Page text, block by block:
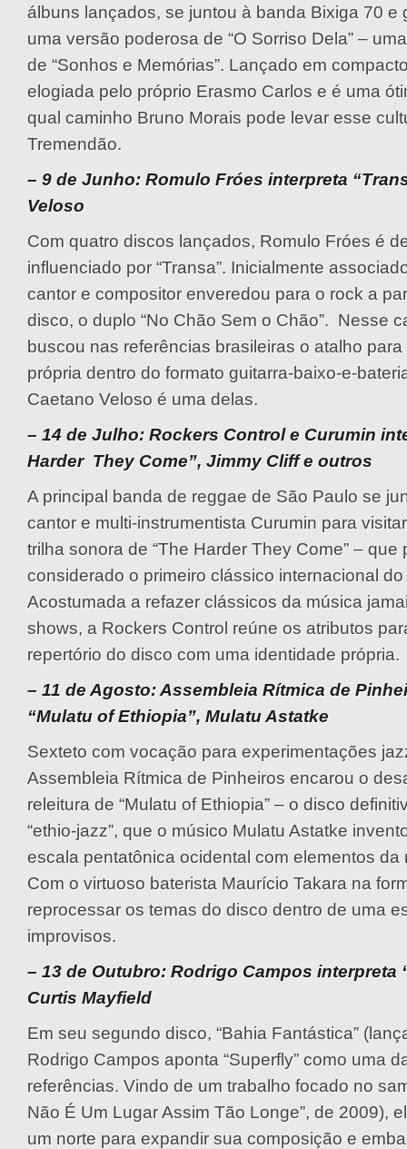
álbuns lançados, se juntou à banda Bixiga 70 e
uma versão poderosa de “O Sorriso Dela” –
de “Sonhos e Memórias”. Lançado em
elogiada pelo próprio Erasmo Carlos e é uma
qual caminho Bruno Morais pode levar esse
Tremendão.
– 9 de Junho: Romulo Fróes interpreta
Veloso
Com quatro discos lançados, Romulo Fróes é
influenciado por “Transa”. Inicialmente
cantor e compositor enveredou para o rock a
disco, o duplo “No Chão Sem o Chão”. Nesse
buscou nas referências brasileiras o atalho
própria dentro do formato guitarra-baixo-e-
Caetano Veloso é uma delas.
– 14 de Julho: Rockers Control e Curumin
Harder They Come”, Jimmy Cliff e outros
A principal banda de reggae de São Paulo se
cantor e multi-instrumentista Curumin para
trilha sonora de “The Harder They Come” – que
considerado o primeiro clássico internacional
Acostumada a refazer clássicos da música
shows, a Rockers Control reúne os atributos
repertório do disco com uma identidade própria.
– 11 de Agosto: Assembleia Rítmica de
“Mulatu of Ethiopia”, Mulatu Astatke
Sexteto com vocação para experimentações
Assembleia Rítmica de Pinheiros encarou o
releitura de “Mulatu of Ethiopia” – o disco
“ethio-jazz”, que o músico Mulatu Astatke
escala pentatônica ocidental com elementos
Com o virtuoso baterista Maurício Takara na
reprocessar os temas do disco dentro de uma
improvisos.
– 13 de Outubro: Rodrigo Campos interpreta
Curtis Mayfield
Em seu segundo disco, “Bahia Fantástica”
Rodrigo Campos aponta “Superfly” como uma
referências. Vindo de um trabalho focado no
Não É Um Lugar Assim Tão Longe”, de 2009),
um norte para expandir sua composição e